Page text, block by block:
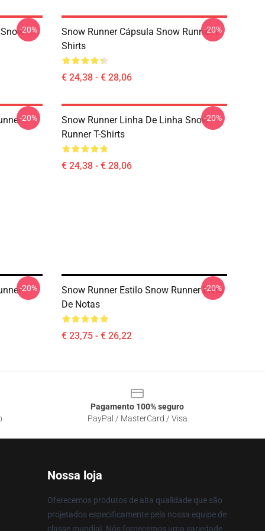
-20%
Snow Runner Cápsula Snow Runner T-
Shirts
€ 24,38 - € 28,06
-20%
-20%
Snow Runner Linha De Linha Snow
Runner T-Shirts
€ 24,38 - € 28,06
-20%
-20%
Snow Runner Estilo Snow Runner Livro
De Notas
€ 23,75 - € 26,22
-20%
Pagamento 100% seguro
PayPal / MasterCard / Visa
Nossa loja
Oferecemos produtos de alta qualidade que são
projetados especificamente pela nossa equipe de
classe mundial. Nós fornecemos uma variedade